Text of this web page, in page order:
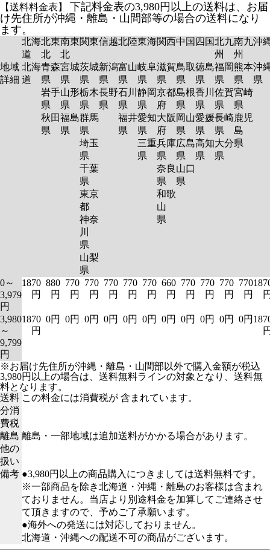
【送料料金表】
下記料金表の3,980円以上の送料は、お届
け先住所が沖縄・離島・山間部等の場合の送料になり
ます。
北海
道
北東
北
南東
北
関東信越北陸東海関西中国 四国北九
州
南九
州
沖
地域
詳細
北海
道
青森
県
岩手
県
秋田
県
宮城
県
山形
県
福島
県
茨城
県
栃木
県
群馬
県
埼玉
県
千葉
県
東京
都
神奈
川
県
山梨
県
新潟
県
長野
県
富山
県
石川
県
福井
県
岐阜
県
静岡
県
愛知
県
三重
県
滋賀
県
京都
府
大阪
府
兵庫
県
奈良
県
和歌
山
県
鳥取
県
島根
県
岡山
県
広島
県
山口
県
徳島
県
香川
県
愛媛
県
高知
県
福岡
県
佐賀
県
長崎
県
大分
県
熊本
県
宮崎
県
鹿児
島
県
沖
0～
3,979
円
1870
円
880
円
770
円
770
円
770
円
770
円
770
円
660
円
770
円
770
円
770
円
770
円
3,980
～
9,799
円
1870
円
0円 0円 0円 0円 0円 0円 0円 0円 0円 0円 0円
※お届け先住所が沖縄・離島・山間部以外で購入金額が税込
3,980円以上の場合は、送料無料ラインの対象となり、送料無
料となります。
送料
分消
費税
この料金には消費税が 含まれています。
離島
他の
扱い
離島・一部地域は追加送料がかかる場合があります。
備考 ●3,980円以上の商品購入につきましては送料無料です。
※一部商品を除き北海道・沖縄・離島のお客様は含まれ
ておりません。当店より別途料金を加算してご連絡させ
て頂きますので、予めご了承願います。
●海外への発送には対応しておりません。
北海道・沖縄への配送不可の商品がございます。